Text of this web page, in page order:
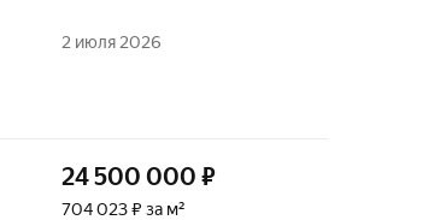
2 июля 2026
24 500 000 ₽
704 023 ₽ за м²